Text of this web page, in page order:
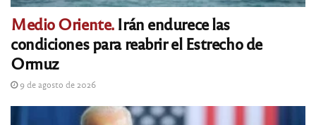
Medio Oriente.Irán endurece las
condiciones para reabrir el Estrecho de
Ormuz
9 de agosto de 2026